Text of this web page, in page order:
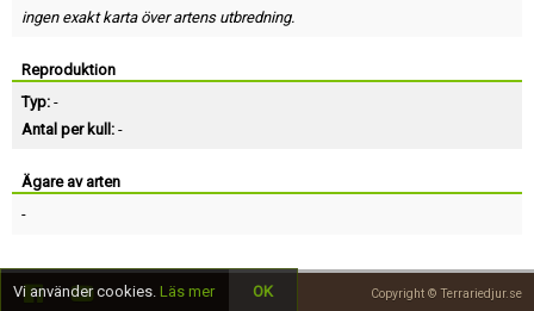
ingen exakt karta över artens utbredning.
Reproduktion
Typ: -
Antal per kull: -
Ägare av arten
-
Copyright © Terrariedjur.se
Vi använder cookies. Läs mer OK